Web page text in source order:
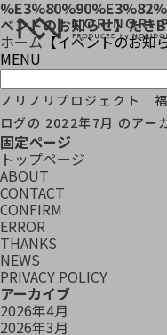
ベントのお知らせ】たき
ホーム【イベントのお知
MENU
検
索:
ノリノリプロジェクト｜
ログの 2022年7月 のアー
固定ページ
トップページ
ABOUT
CONTACT
CONFIRM
ERROR
THANKS
NEWS
PRIVACY POLICY
アーカイブ
2026年4月
2026年3月